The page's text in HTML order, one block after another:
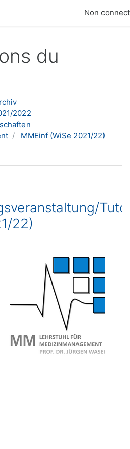
Non
du
2022
MMEinf (WiSe 2021/22)
22)